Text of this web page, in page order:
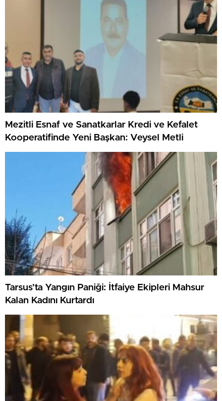
Mezitli Esnaf ve Sanatkarlar Kredi ve Kefalet
Kooperatifinde Yeni Başkan: Veysel Metli
Tarsus’ta Yangın Paniği: İtfaiye Ekipleri Mahsur
Kalan Kadını Kurtardı